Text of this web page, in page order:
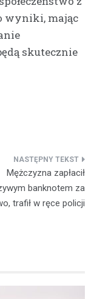
wyniki, mając
skutecznie
Mężczyzna zapłacił
banknotem za
trafił w ręce policji